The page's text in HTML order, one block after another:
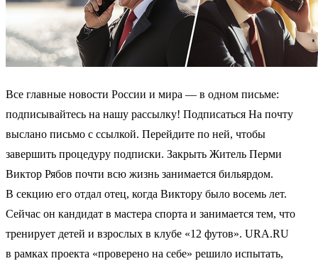
Все главные новости России и мира — в одном письме:
подписывайтесь на нашу рассылку! Подписаться На почту
выслано письмо с ссылкой. Перейдите по ней, чтобы
завершить процедуру подписки. Закрыть Житель Перми
Виктор Рябов почти всю жизнь занимается бильярдом.
В секцию его отдал отец, когда Виктору было восемь лет.
Сейчас он кандидат в мастера спорта и занимается тем, что
тренирует детей и взрослых в клубе «12 футов». URA.RU
в рамках проекта «проверено на себе» решило испытать,